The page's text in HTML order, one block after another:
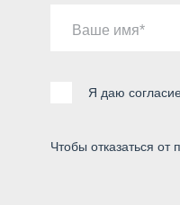
Ваше имя
Я даю
Чтобы отказаться от